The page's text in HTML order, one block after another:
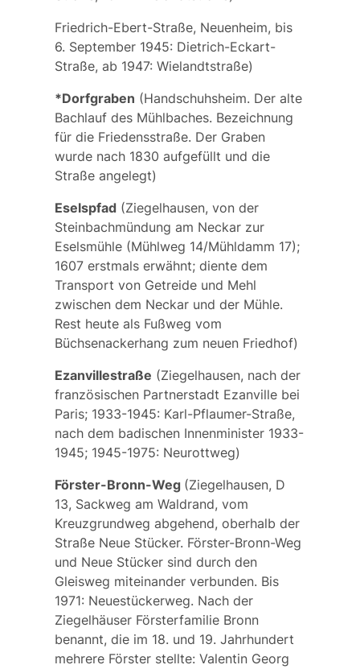
Friedrich-Ebert-Straße, Neuenheim, bis
6. September 1945: Dietrich-Eckart-
Straße, ab 1947: Wielandtstraße)
*Dorfgraben (Handschuhsheim. Der alte
Bachlauf des Mühlbaches. Bezeichnung
für die Friedensstraße. Der Graben
wurde nach 1830 aufgefüllt und die
Straße angelegt)
Eselspfad(Ziegelhausen, von der
Steinbachmündung am Neckar zur
Eselsmühle(Mühlweg 14/Mühldamm 17);
1607 erstmals erwähnt; diente dem
Transport von Getreide und Mehl
zwischen dem Neckar und der Mühle.
Rest heute als Fußweg vom
Büchsenackerhang zum neuen Friedhof)
Ezanvillestraße (Ziegelhausen, nach der
französischen Partnerstadt Ezanvillebei
Paris; 1933-1945: Karl-Pflaumer-Straße,
nach dem badischen Innenminister 1933-
1945; 1945-1975: Neurottweg)
Förster-Bronn-Weg (Ziegelhausen, D
13, Sackweg am Waldrand, vom
Kreuzgrundweg abgehend, oberhalb der
Straße Neue Stücker. Förster-Bronn-Weg
und Neue Stücker sind durch den
Gleisweg miteinander verbunden. Bis
1971: Neuestückerweg. Nach der
Ziegelhäuser Försterfamilie Bronn
benannt, die im 18. und 19. Jahrhundert
mehrere Förster stellte: Valentin Georg